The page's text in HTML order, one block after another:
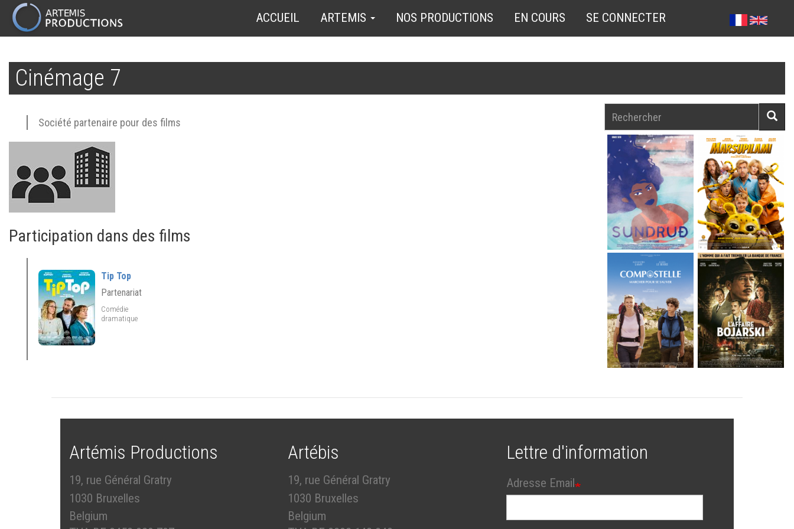
contenu
principal
MAIN
NAVIGATION
ACCUEIL ARTEMIS NOS PRODUCTIONS EN COURS SE CONNECTER
Cinémage 7
Société partenaire pour des films
Participation dans des films
Tip Top
Partenariat
Comédie
dramatique
Artémis Productions
19, rue Général Gratry
1030 Bruxelles
Belgium
Artébis
19, rue Général Gratry
1030 Bruxelles
Belgium
Lettre d'information
Adresse Email